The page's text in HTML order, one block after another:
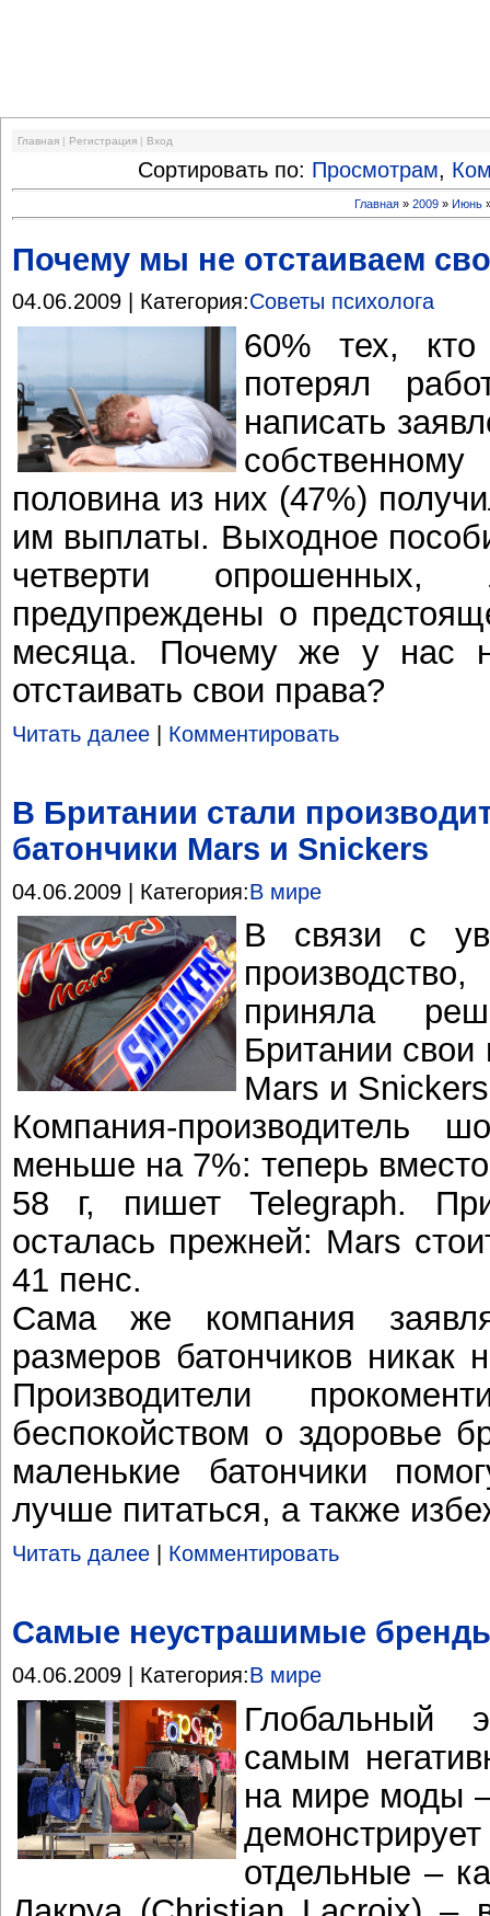
Главная | Регистрация | Вход
Сортировать по: Просмотрам,
Главная »2009 » Июнь
Почему мы не отстаиваем
04.06.2009 | Категория:Советы психолога
60% тех,
потерял
написать
половина из них (47%)
им выплаты. Выходное
четверти
предупреждены о
месяца. Почему же у нас
отстаивать свои права?
Читать далее | Комментировать
В Британии стали
батончики Mars и Snickers
04.06.2009 | Категория:В мире
В связи с
приняла
Британии
Mars и
Компания-производитель
меньше на 7%: теперь
58 г, пишет Telegraph.
осталась прежней: Mars
41 пенс.
Сама же компания
размеров батончиков никак
Производители
беспокойством о здоровье
маленькие батончики
лучше питаться, а также
Читать далее Комментировать
Самые неустрашимые
04.06.2009 | Категория:В мире
Глобальный
самым
на мире моды
отдельные –